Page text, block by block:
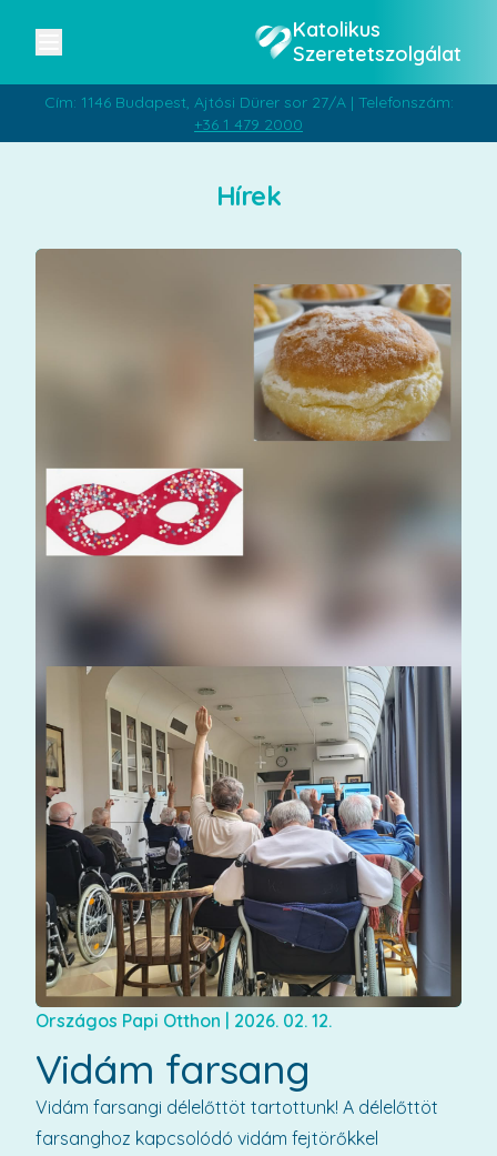
Katolikus
Szeretetszolgálat
Cím: 1146 Budapest, Ajtósi Dürer sor 27/A | Telefonszám:
+36 1 479 2000
Hírek
Országos Papi Otthon | 2026. 02. 12.
Vidám farsang
Vidám farsangi délelőttöt tartottunk! A délelőttöt
farsanghoz kapcsolódó vidám fejtörőkkel